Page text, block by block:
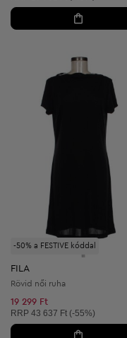
-50% a FESTIVE kóddal
FILA
Rövid női ruha
19 299 Ft
Ajánlott ár:
RRP 43 637 Ft (-55%)